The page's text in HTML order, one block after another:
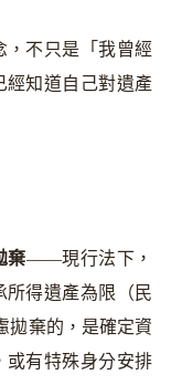
，不只是「我曾經
經知道自己對遺產
棄——現行法下，
所得遺產為限（民
拋棄的，是確定資
或有特殊身分安排